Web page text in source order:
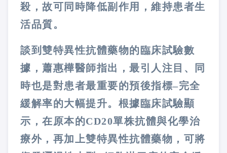
殺，故可同時降低副作用，維持患者生
活品質。
談到雙特異性抗體藥物的臨床試驗數
據，蕭惠樺醫師指出，最引人注目、同
時也是對患者最重要的預後指標–完全
緩解率的大幅提升。根據臨床試驗顯
示，在原本的CD20單株抗體與化學治
療外，再加上雙特異性抗體藥物，可將